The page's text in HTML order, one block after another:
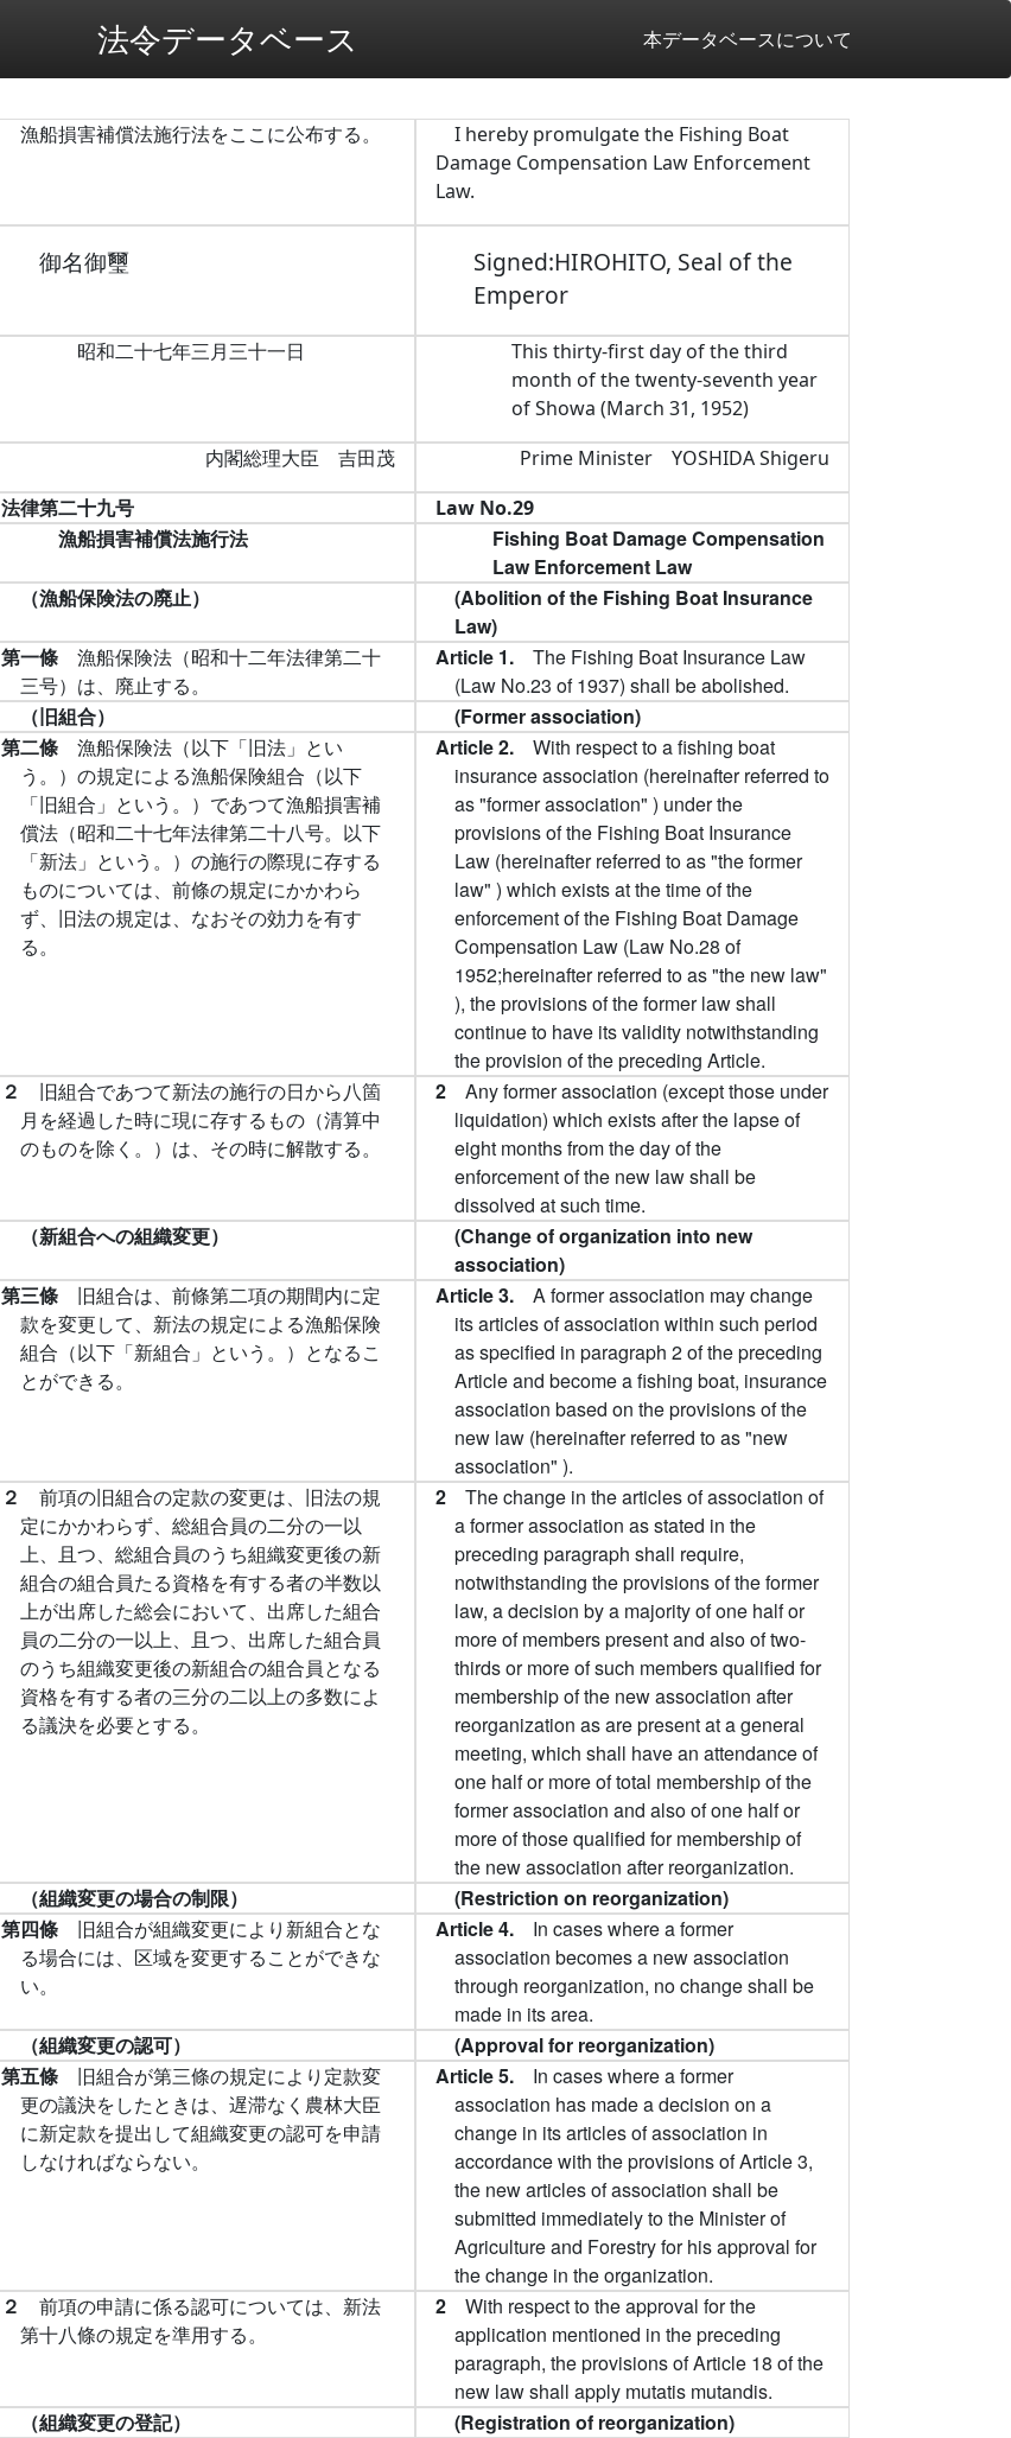
法令データベース 本データベースについて
漁船損害補償法施行法をここに公布する。
I hereby promulgate the Fishing Boat
Damage Compensation Law Enforcement
Law.
御名御璽
Signed:HIROHITO, Seal of the
Emperor
昭和二十七年三月三十一日
This thirty-first day of the third
month of the twenty-seventh year
of Showa (March 31, 1952)
内閣総理大臣 吉田茂
Prime Minister YOSHIDA Shigeru
法律第二十九号
Law No.29
漁船損害補償法施行法
Fishing Boat Damage Compensation
Law Enforcement Law
（漁船保険法の廃止）
(Abolition of the Fishing Boat Insurance
Law)
第一條 漁船保険法（昭和十二年法律第二十
三号）は、廃止する。
Article 1. The Fishing Boat Insurance Law
(Law No.23 of 1937) shall be abolished.
（旧組合）
(Former association)
第二條 漁船保険法（以下「旧法」とい
う。）の規定による漁船保険組合（以下
「旧組合」という。）であつて漁船損害補
償法（昭和二十七年法律第二十八号。以下
「新法」という。）の施行の際現に存する
ものについては、前條の規定にかかわら
ず、旧法の規定は、なおその効力を有す
る。
Article 2. With respect to a fishing boat
insurance association (hereinafter referred to
as "former association" ) under the
provisions of the Fishing Boat Insurance
Law (hereinafter referred to as "the former
law" ) which exists at the time of the
enforcement of the Fishing Boat Damage
Compensation Law (Law No.28 of
1952;hereinafter referred to as "the new law"
), the provisions of the former law shall
continue to have its validity notwithstanding
the provision of the preceding Article.
２ 旧組合であつて新法の施行の日から八箇
月を経過した時に現に存するもの（清算中
のものを除く。）は、その時に解散する。
2 Any former association (except those under
liquidation) which exists after the lapse of
eight months from the day of the
enforcement of the new law shall be
dissolved at such time.
（新組合への組織変更）
(Change of organization into new
association)
第三條 旧組合は、前條第二項の期間内に定
款を変更して、新法の規定による漁船保険
組合（以下「新組合」という。）となるこ
とができる。
Article 3. A former association may change
its articles of association within such period
as specified in paragraph 2 of the preceding
Article and become a fishing boat, insurance
association based on the provisions of the
new law (hereinafter referred to as "new
association" ).
２ 前項の旧組合の定款の変更は、旧法の規
定にかかわらず、総組合員の二分の一以
上、且つ、総組合員のうち組織変更後の新
組合の組合員たる資格を有する者の半数以
上が出席した総会において、出席した組合
員の二分の一以上、且つ、出席した組合員
のうち組織変更後の新組合の組合員となる
資格を有する者の三分の二以上の多数によ
る議決を必要とする。
2 The change in the articles of association of
a former association as stated in the
preceding paragraph shall require,
notwithstanding the provisions of the former
law, a decision by a majority of one half or
more of members present and also of two-
thirds or more of such members qualified for
membership of the new association after
reorganization as are present at a general
meeting, which shall have an attendance of
one half or more of total membership of the
former association and also of one half or
more of those qualified for membership of
the new association after reorganization.
（組織変更の場合の制限）
(Restriction on reorganization)
第四條 旧組合が組織変更により新組合とな
る場合には、区域を変更することができな
い。
Article 4. In cases where a former
association becomes a new association
through reorganization, no change shall be
made in its area.
（組織変更の認可）
(Approval for reorganization)
第五條 旧組合が第三條の規定により定款変
更の議決をしたときは、遅滞なく農林大臣
に新定款を提出して組織変更の認可を申請
しなければならない。
Article 5. In cases where a former
association has made a decision on a
change in its articles of association in
accordance with the provisions of Article 3,
the new articles of association shall be
submitted immediately to the Minister of
Agriculture and Forestry for his approval for
the change in the organization.
２ 前項の申請に係る認可については、新法
第十八條の規定を準用する。
2 With respect to the approval for the
application mentioned in the preceding
paragraph, the provisions of Article 18 of the
new law shall apply mutatis mutandis.
（組織変更の登記）
(Registration of reorganization)